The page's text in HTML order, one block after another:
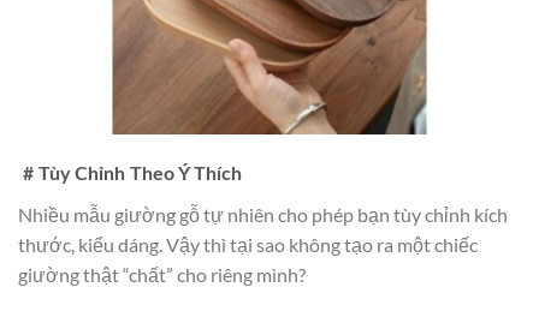
# Tùy Chỉnh Theo Ý Thích
Nhiều mẫu giường gỗ tự nhiên cho phép bạn tùy chỉnh kích
thước, kiểu dáng. Vậy thì tại sao không tạo ra một chiếc
giường thật “chất” cho riêng mình?